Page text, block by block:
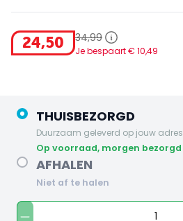
24,50 34,99
Je bespaart € 10,49
THUISBEZORGD
Duurzaam geleverd op jouw adres
op voorraad, morgen bezorgd
AFHALEN
Niet af te halen